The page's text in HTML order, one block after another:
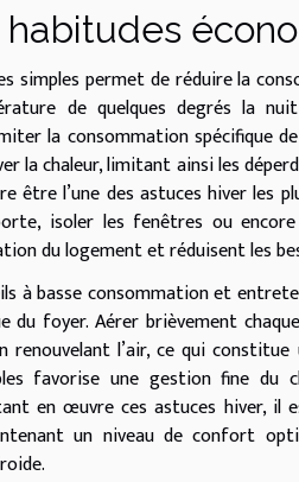
simples permet de réduire la
de quelques degrés la
la consommation spécifique
la chaleur, limitant ainsi les
être l’une des astuces hiver les
isoler les fenêtres ou
du logement et réduisent les
à basse consommation et
du foyer. Aérer brièvement
renouvelant l’air, ce qui
favorise une gestion fine du
en œuvre ces astuces hiver, il
un niveau de confort